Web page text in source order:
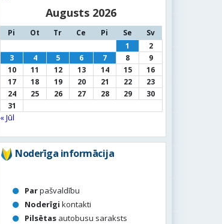
Augusts 2026
Pi Ot Tr Ce Pi Se
Sv
1
2
3
4 5 6 7 8
9
10
11 12 13 14 15
16
17
18 19 20 21 22
23
24
25 26 27 28 29
30
31
« Jūl
Noderīga informācija
Parpašvaldību
Noderīgi kontakti
Pilsētas autobusu saraksts